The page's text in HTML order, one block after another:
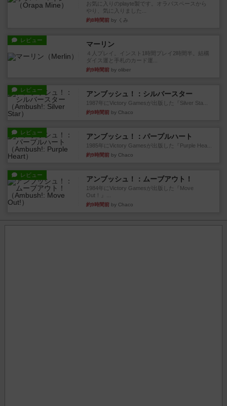
お気に入りのplayte製です。オラパスペースから
やり、気に入りました...
約8時間前 by くみ
レビュー マーリン
４人プレイ。インスト1時間プレイ2時間半。結構
ダイス運と手札のカード運...
約9時間前 by oliber
レビュー アンブッシュ！：シルバースター
1987年にVictory Gamesが出版した『Silver Sta...
約9時間前 by Chaco
レビュー アンブッシュ！：パープルハート
1985年にVictory Gamesが出版した『Purple Hea...
約9時間前 by Chaco
レビュー アンブッシュ！：ムーブアウト！
1984年にVictory Gamesが出版した『Move
Out！』...
約9時間前 by Chaco